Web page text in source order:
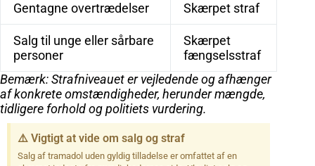
Gentagne overtrædelser Skærpet straf
Salg til unge eller sårbare
personer
Skærpet
fængselsstraf
Bemærk: Strafniveauet er vejledende og afhænger
af konkrete omstændigheder, herunder mængde,
tidligere forhold og politiets vurdering.
⚠️ Vigtigt at vide om salg og straf
Salg af tramadol uden gyldig tilladelse er omfattet af en